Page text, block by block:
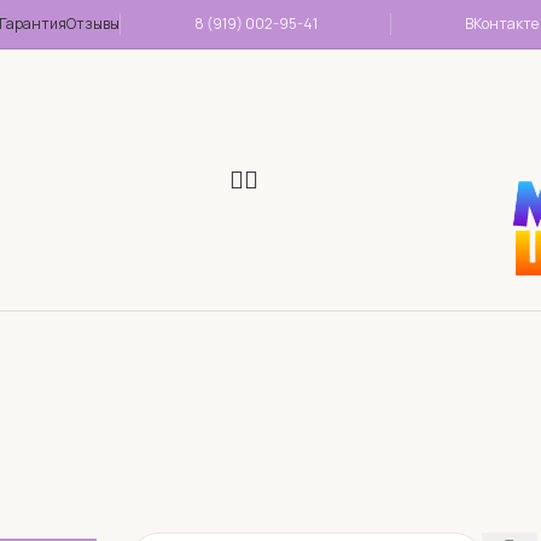
ГарантияОтзывы 8 (919) 002-95-41 ВКонтакте